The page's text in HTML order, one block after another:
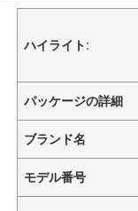
ハイライト:
パッケージの詳細
ブランド名
モデル番号